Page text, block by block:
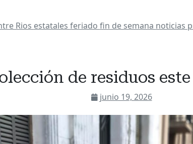
Rios estatales feriado fin de semana noticias
de residuos
junio 19, 2026